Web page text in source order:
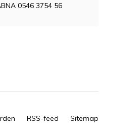
0546 3754 56
RSS-feed Sitemap